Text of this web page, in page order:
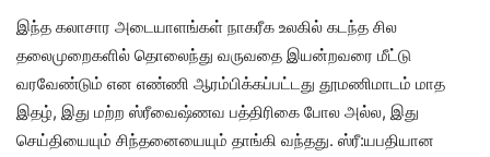
இந்த கலாசார அடையாளங்கள் நாகரீக உலகில் கடந்த சில
தலைமுறைகளில் தொலைந்து வருவதை இயன்றவரை மீட்டு
வரவேண்டும் என எண்ணி ஆரம்பிக்கப்பட்டது தூமணிமாடம் மாத
இதழ், இது மற்ற ஸ்ரீவைஷ்ணவ பத்திரிகை போல அல்ல, இது
செய்தியையும் சிந்தனையையும் தாங்கி வந்தது. ஸ்ரீ:யபதியான